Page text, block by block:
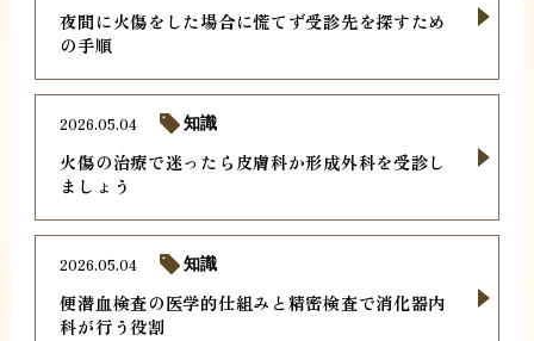
夜間に火傷をした場合に慌てず受診先を探すため
の手順
火傷の治療で迷ったら皮膚科か形成外科を受診し
ましょう
2026.05.04 知識
便潜血検査の医学的仕組みと精密検査で消化器内
科が行う役割
2026.05.04 知識